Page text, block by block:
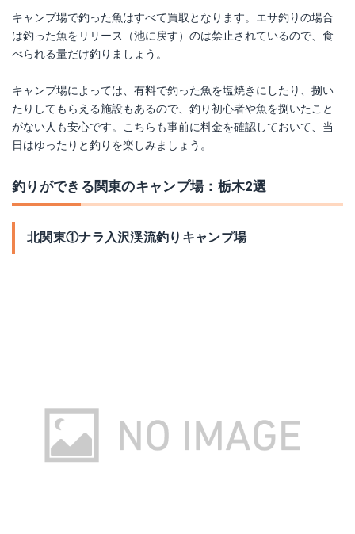
キャンプ場で釣った魚はすべて買取となります。エサ釣りの場合
は釣った魚をリリース（池に戻す）のは禁止されているので、食
べられる量だけ釣りましょう。
キャンプ場によっては、有料で釣った魚を塩焼きにしたり、捌い
たりしてもらえる施設もあるので、釣り初心者や魚を捌いたこと
がない人も安心です。こちらも事前に料金を確認しておいて、当
日はゆったりと釣りを楽しみましょう。
釣りができる関東のキャンプ場：栃木2選
北関東①ナラ入沢渓流釣りキャンプ場